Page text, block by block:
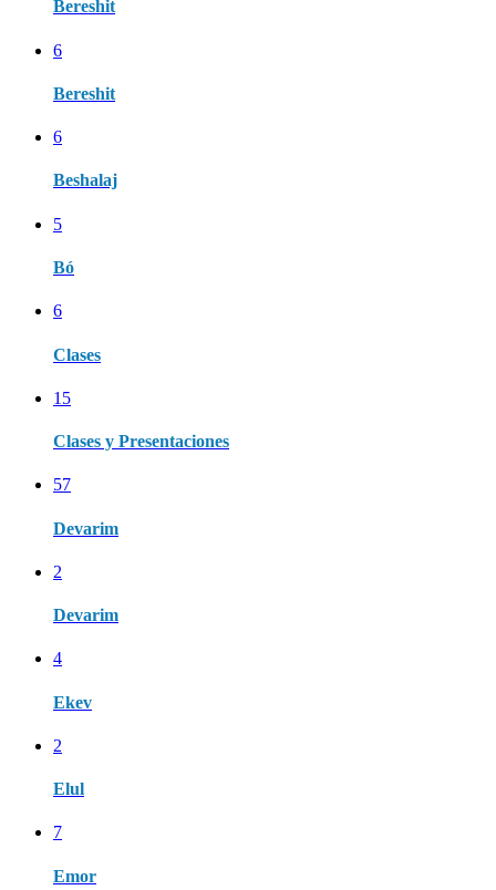
Bereshit
6
Bereshit
6
Beshalaj
5
Bó
6
Clases
15
Clases y Presentaciones
57
Devarim
2
Devarim
4
Ekev
2
Elul
7
Emor